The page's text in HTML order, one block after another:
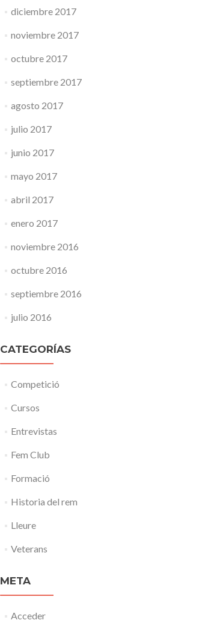
diciembre 2017
noviembre 2017
octubre 2017
septiembre 2017
agosto 2017
julio 2017
junio 2017
mayo 2017
abril 2017
enero 2017
noviembre 2016
octubre 2016
septiembre 2016
julio 2016
CATEGORÍAS
Competició
Cursos
Entrevistas
Fem Club
Formació
Historia del rem
Lleure
Veterans
META
Acceder